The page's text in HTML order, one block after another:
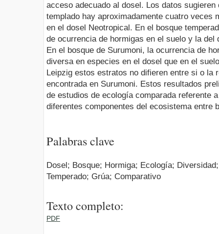
acceso adecuado al dosel. Los datos sugieren
templado hay aproximadamente cuatro veces
en el dosel Neotropical. En el bosque
de ocurrencia de hormigas en el suelo y la
En el bosque de Surumoni, la ocurrencia de
diversa en especies en el dosel que en el
Leipzig estos estratos no difieren entre si o la
encontrada en Surumoni. Estos resultados
de estudios de ecología comparada referente
diferentes componentes del ecosistema entre
Palabras clave
Dosel; Bosque; Hormiga; Ecología;
Temperado; Grúa; Comparativo
Texto completo:
PDF